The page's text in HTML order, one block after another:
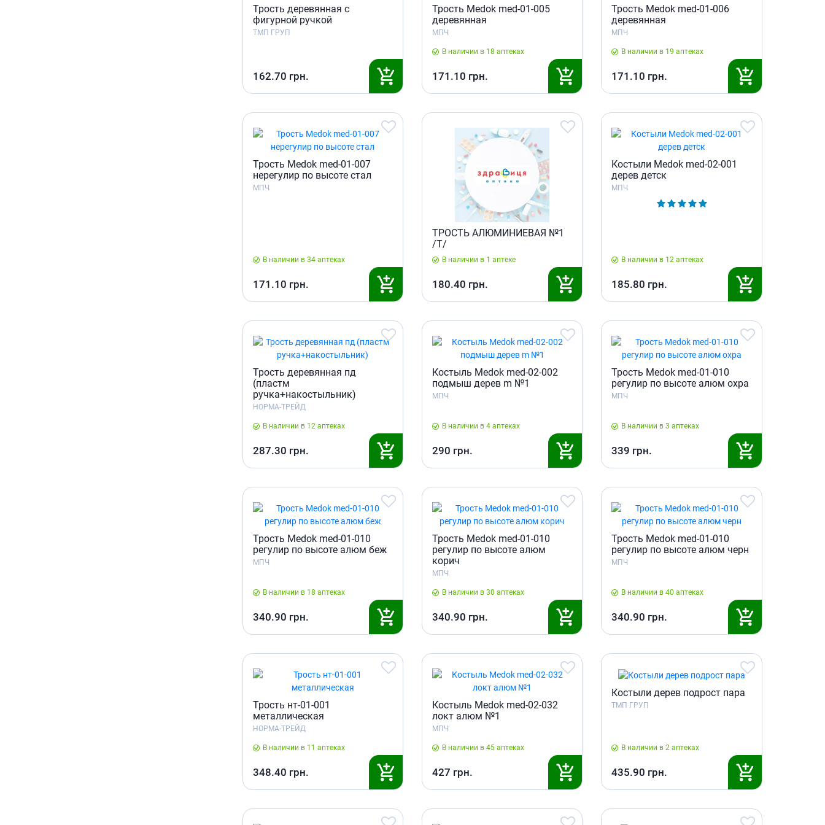
Препараты для глаз
Капли в ухо
Трость деревянная с
фигурной ручкой
ТМП ГРУП
162.70 грн.
Трость Medok med-01-005
деревянная
МПЧ
В наличии в 18 аптеках
171.10 грн.
Трость Medok med-01-006
деревянная
МПЧ
В наличии в 19 аптеках
171.10 грн.
Трость Medok med-01-007
нерегулир по высоте стал
МПЧ
В наличии в 34 аптеках
171.10 грн.
ТРОСТЬ АЛЮМИНИЕВАЯ №1
/T/
В наличии в 1 аптеке
180.40 грн.
Костыли Medok med-02-001
дерев детск
МПЧ
В наличии в 12 аптеках
185.80 грн.
Трость деревянная пд
(пластм
ручка+накостыльник)
НОРМА-ТРЕЙД
В наличии в 12 аптеках
287.30 грн.
Костыль Medok med-02-002
подмыш дерев m №1
МПЧ
В наличии в 4 аптеках
290 грн.
Трость Medok med-01-010
регулир по высоте алюм охра
МПЧ
В наличии в 3 аптеках
339 грн.
Трость Medok med-01-010
регулир по высоте алюм беж
МПЧ
В наличии в 18 аптеках
340.90 грн.
Трость Medok med-01-010
регулир по высоте алюм
корич
МПЧ
В наличии в 30 аптеках
340.90 грн.
Трость Medok med-01-010
регулир по высоте алюм черн
МПЧ
В наличии в 40 аптеках
340.90 грн.
Трость нт-01-001
металлическая
НОРМА-ТРЕЙД
В наличии в 11 аптеках
348.40 грн.
Костыль Medok med-02-032
локт алюм №1
МПЧ
В наличии в 45 аптеках
427 грн.
Костыли дерев подрост пара
ТМП ГРУП
В наличии в 2 аптеках
435.90 грн.